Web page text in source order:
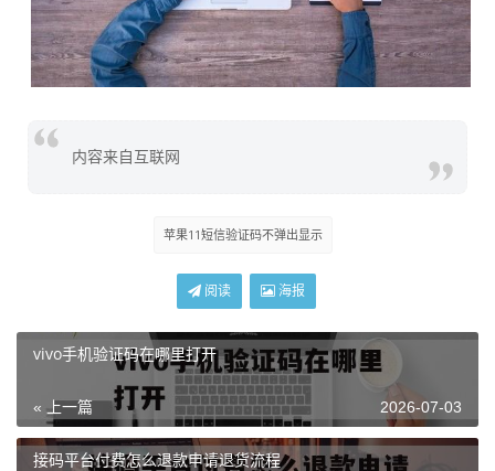
内容来自互联网
苹果11短信验证码不弹出显示
阅读 海报
vivo手机验证码在哪里打开
« 上一篇 2026-07-03
接码平台付费怎么退款申请退货流程